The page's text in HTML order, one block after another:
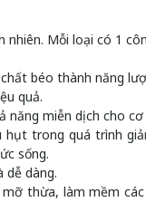
Mỗi loại có 1
béo thành năng
quả.
năng miễn dịch cho cơ
hụt trong quá trình
sống.
dễ dàng.
thừa, làm mềm